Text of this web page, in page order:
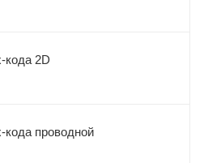
кода 2D
проводной